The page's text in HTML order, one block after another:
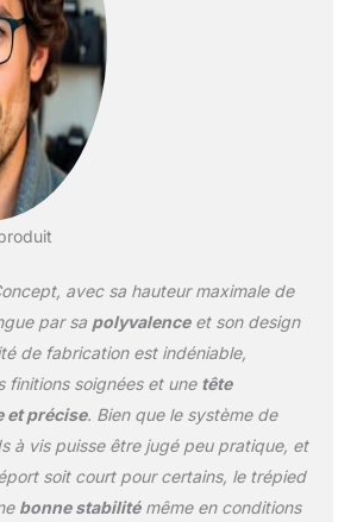
peut pivoter à 360 °
horizontalement,
permettant aux
photographes de
prendre des photos sous
n'importe quel angle.
【Hauteur Réglable】La
(avec colonne centrale
abaissée) qui est trépied
stable est de 172cm. Les
pieds peut être plié 180 °
à l'inverse pour mieux
ranger et économiser
l'espace. 【360 ° Tête de
Trépied】Avec rotule ball
en métal avec vis mâle
3/8” , amovible qui peut
avec sa hauteur maximale de
par sa polyvalenceet son design
de fabrication est indéniable,
finitions soignées et une tête
et précise. Bien que le système de
à vis puisse être jugé peu pratique, et
soit court pour certains, le trépied
bonne stabilitémême en conditions